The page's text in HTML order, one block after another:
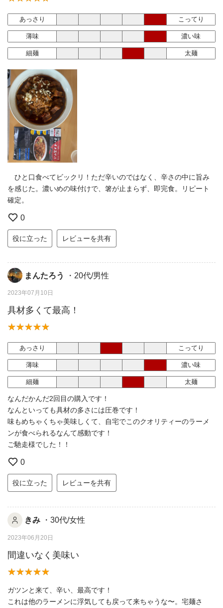
あっさり こってり
薄味 濃い味
細麺 太麺
ひと口食べてビックリ！ただ辛いのではなく、辛さの中に旨み
を感じた。濃いめの味付けで、箸が止まらず、即完食。リピート
確定。
0
役に立った レビューを共有
まんたろう ・20代/男性
2023年07月10日
具材多くて最高！
あっさり こってり
薄味 濃い味
細麺 太麺
なんだかんだ2回目の購入です！
なんといっても具材の多さには圧巻です！
味もめちゃくちゃ美味しくて、自宅でこのクオリティーのラーメ
ンが食べられるなんて感動です！
ご馳走様でした！！
0
役に立った レビューを共有
きみ ・30代/女性
2023年06月20日
間違いなく美味い
ガツンと来て、辛い、最高です！
これは他のラーメンに浮気しても戻って来ちゃうな〜。宅麺さ